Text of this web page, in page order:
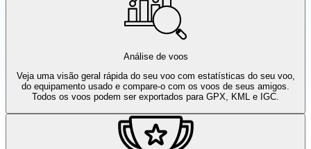
Análise de voos
Veja uma visão geral rápida do seu voo com estatísticas do seu voo,
do equipamento usado e compare-o com os voos de seus amigos.
Todos os voos podem ser exportados para GPX, KML e IGC.